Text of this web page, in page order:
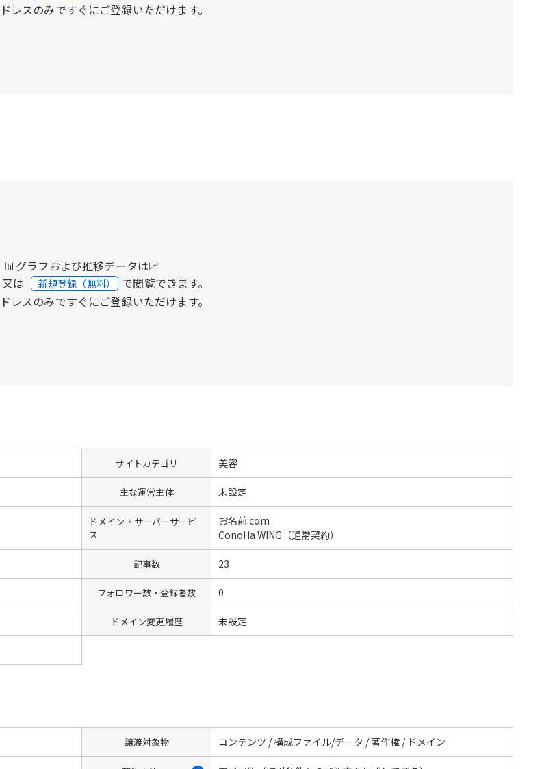
レスのみですぐにご登録いただけます。
📊グラフおよび推移データは📈
又は 新規登録（無料） で閲覧できます。
レスのみですぐにご登録いただけます。
サイトカテゴリ 美容
主な運営主体 未設定
ドメイン・サーバーサービ
ス
お名前.com
ConoHa WING（通常契約）
記事数 23
フォロワー数・登録者数 0
ドメイン変更履歴 未設定
譲渡対象物 コンテンツ / 構成ファイル/データ / 著作権 / ドメイン